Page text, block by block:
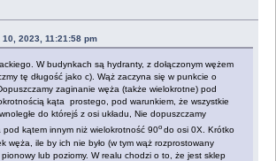
2023, 11:21:58 pm
W budynkach są hydranty, z dołączonym wężem
tę długość jako c). Wąż zaczyna się w punkcie o
zaginanie węża (także wielokrotne) pod
kąta prostego, pod warunkiem, że wszystkie
do którejś z osi układu, Nie dopuszczamy
pod kątem innym niż wielokrotność 90o do osi 0X. Krótko
węża, ile by ich nie było (w tym wąż rozprostowany
pionowy lub poziomy. W realu chodzi o to, że jest sklep